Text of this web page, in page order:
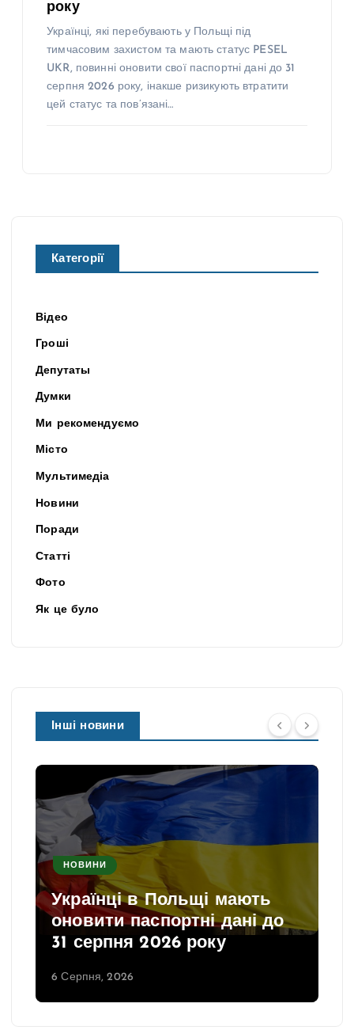
року
Українці, які перебувають у Польщі під
тимчасовим захистом та мають статус PESEL
UKR, повинні оновити свої паспортні дані до 31
серпня 2026 року, інакше ризикують втратити
цей статус та пов’язані…
Категорії
Відео
Гроші
Депутаты
Думки
Ми рекомендуємо
Місто
Мультимедіа
Новини
Поради
Статті
Фото
Як це було
Інші новини
НОВИНИ
Українці в Польщі мають
оновити паспортні дані до
31 серпня 2026 року
6 Серпня, 2026